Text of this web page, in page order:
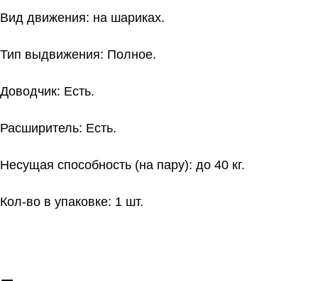
Вид движения: на шариках.
Тип выдвижения: Полное.
Доводчик: Есть.
Расширитель: Есть.
Несущая способность (на пару): до 40 кг.
Кол-во в упаковке: 1 шт.